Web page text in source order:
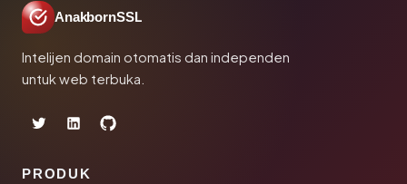
AnakbornSSL
Intelijen domain otomatis dan independen
untuk web terbuka.
PRODUK